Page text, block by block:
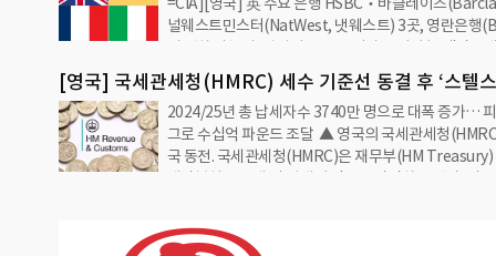
금 금지 조사에 협조한 테슬라‧BMW 등 기타 제조사
관세 추가 부과테슬라는 모델3를 BMW는 iX3 및 전기
차 업체별, 국…
널웨스트민스터(NatWest, 냇웨스트) 3곳, 영란은행
리 인하 가능성 ‘낙관적’으로 보이자 모기지(주택담보
인하 *5월 인플레이션 수치가 정부 목표치인 2%로 떨
부 경제학자 이르면 올 8월 기준금리가 인하될 가능성
으로 전망 *영란은행(BoE, 중앙은행), 기준금리 2023
5.25%로 인상한 후 현재까지 유지 중, 16년 만에 최
오는 8월1일 BoE 통화정책위원회(MPC) 기준금리 발
[영국] 국세관세청(HMRC) 세수 기준선 동결 후 ‘스텔
효과로 3년 만에 납세자 440만 명 증가
2024/25년 총 납세자수 3740만 명으로 대폭 증가…
그로 수십억 파운드 조달 ▲ 영국의 국세관세청
국 동전. 국세관세청(HMRC)은 재무부(HM Treasury)
내각부처로 국세 및 관세의 징수를 담당하고 있다. 영
and Customs Act)에 입각해 기존의 내국세청(Inland
Revenue)과 관세·소비세청(HM Customs and